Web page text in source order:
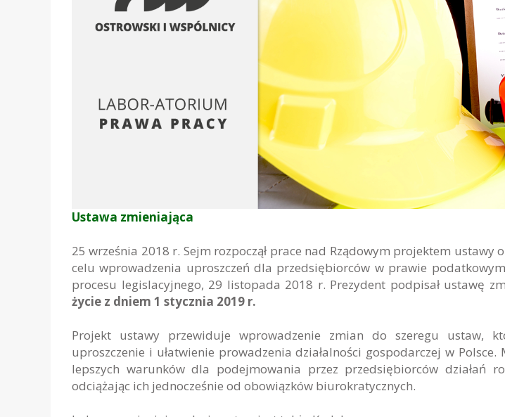
Ustawa zmieniająca
25 września 2018 r. Sejm rozpoczął prace nad Rządowym projektem ustawy
celu wprowadzenia uproszczeń dla przedsiębiorców w prawie
procesu legislacyjnego, 29 listopada 2018 r. Prezydent podpisał ustawę
życie z dniem 1 stycznia 2019 r.
Projekt ustawy przewiduje wprowadzenie zmian do szeregu ustaw,
uproszczenie i ułatwienie prowadzenia działalności gospodarczej w
lepszych warunków dla podejmowania przez przedsiębiorców działań
odciążając ich jednocześnie od obowiązków biurokratycznych.